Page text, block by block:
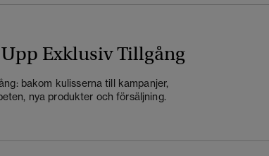
Exklusiv Tillgång
bakom kulisserna till kampanjer,
nya produkter och försäljning.